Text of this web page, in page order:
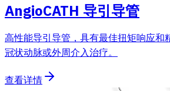
AngioCATH 导引导管
高性能导引导管，具有最佳扭矩响应和
冠状动脉或外周介入治疗。
查看详情